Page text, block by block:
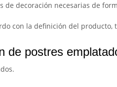
de decoración necesarias de
con la definición del
de postres